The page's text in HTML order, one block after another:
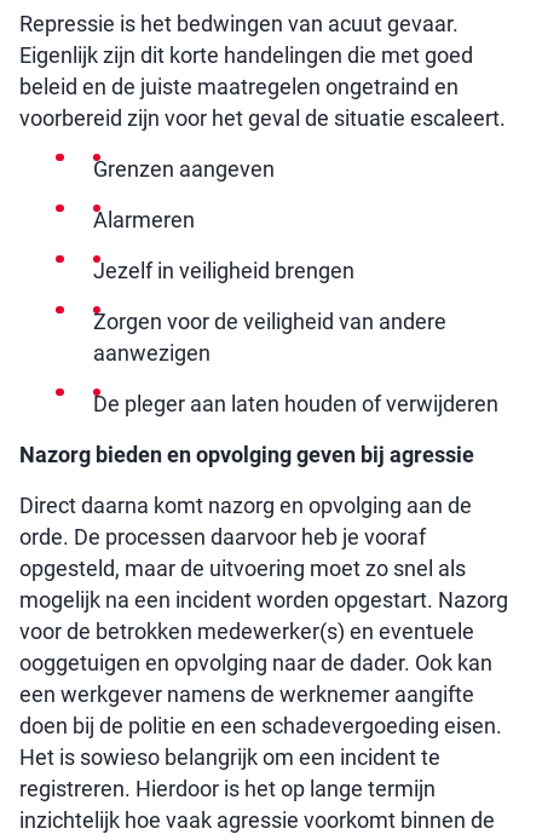
Repressie is het bedwingen van acuut gevaar.
Eigenlijk zijn dit korte handelingen die met goed
beleid en de juiste maatregelen ongetraind en
voorbereid zijn voor het geval de situatie escaleert.
Grenzen aangeven
Alarmeren
Jezelf in veiligheid brengen
Zorgen voor de veiligheid van andere
aanwezigen
De pleger aan laten houden of verwijderen
Nazorg bieden en opvolging geven bij agressie
Direct daarna komt nazorg en opvolging aan de
orde. De processen daarvoor heb je vooraf
opgesteld, maar de uitvoering moet zo snel als
mogelijk na een incident worden opgestart. Nazorg
voor de betrokken medewerker(s) en eventuele
ooggetuigen en opvolging naar de dader. Ook kan
een werkgever namens de werknemer aangifte
doen bij de politie en een schadevergoeding eisen.
Het is sowieso belangrijk om een incident te
registreren. Hierdoor is het op lange termijn
inzichtelijk hoe vaak agressie voorkomt binnen de